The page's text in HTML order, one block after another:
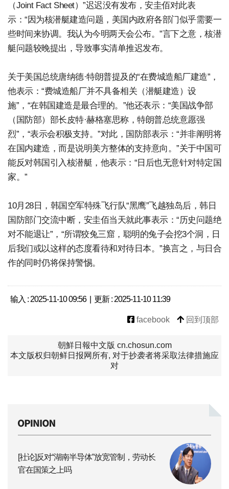
（Joint Fact Sheet）”迟迟没有发布，安圭佰对此表
示：“因为核潜艇建造问题，美国内政府各部门似乎需要一
些时间来协调。我认为今明两天会公布。”言下之意，核潜
艇问题较晚提出，导致事实清单推迟发布。
关于美国总统唐纳德·特朗普提及的“在费城造船厂建造”，
他表示：“费城造船厂并不具备相关（潜艇建造）设
施”，“在韩国建造是最合理的。”他还表示：“美国战争部
（国防部）部长皮特·赫格塞思称，特朗普总统意愿强
烈”，“表示会积极支持。”对此，国防部表示：“并非阐明将
在国内建造，而是说明美方整体的支持意向。”关于中国可
能反对韩国引入核潜艇，他表示：“日后也无意针对特定国
家。”
10月28日，韩国空军特殊飞行队“黑鹰”飞越独岛后，韩日
国防部门交流中断，安圭佰当天就此事表示：“历史问题绝
对不能退让”，“所谓狡兔三窟，聪明的兔子会挖3个洞，日
后我们或以这样的态度看待和对待日本。”换言之，与日合
作的同时仍将保持警惕。
输入 : 2025-11-10 09:56 | 更新 : 2025-11-10 11:39
facebook 回到顶部
朝鮮日報中文版 cn.chosun.com
本文版权归朝鲜日报网所有, 对于抄袭者将采取法律措施应
对
[社论]反对“湖南半导体”放宽管制，劳动长
官在国策之上吗